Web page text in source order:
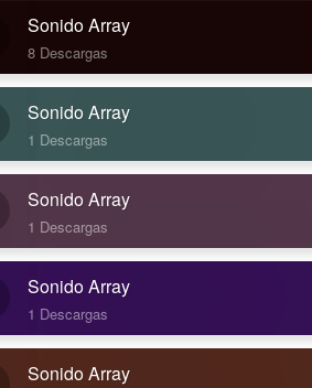
Sonido Array
8 Descargas
Sonido Array
1 Descargas
Sonido Array
1 Descargas
Sonido Array
1 Descargas
Sonido Array